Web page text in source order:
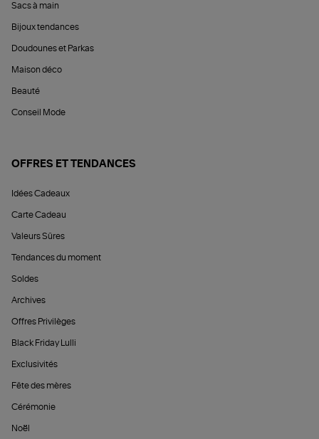
Sacs à main
Bijoux tendances
Doudounes et Parkas
Maison déco
Beauté
Conseil Mode
OFFRES ET TENDANCES
Idées Cadeaux
Carte Cadeau
Valeurs Sûres
Tendances du moment
Soldes
Archives
Offres Privilèges
Black Friday Lulli
Exclusivités
Fête des mères
Cérémonie
Noël